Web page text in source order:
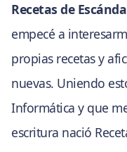
Recetas de
empecé a
propias recetas y
nuevas. Uniendo
Informática y que
escritura nació